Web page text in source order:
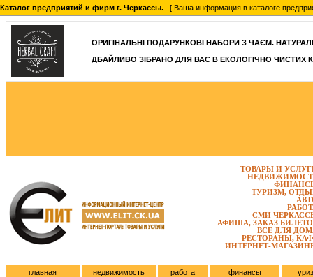
Каталог предприятий и фирм г. Черкассы. [ Ваша информация в каталоге
ОРИГІНАЛЬНІ ПОДАРУНКОВІ НАБОРИ З ЧАЄМ.
ДБАЙЛИВО ЗІБРАНО ДЛЯ ВАС В ЕКОЛОГІЧНО ЧИСТИХ
ТОВАРЫ И
ТУРИЗМ,
СМИ
АФИША, ЗАКАЗ
ВСЕ ДЛЯ
РЕСТОРАНЫ,
ИНТЕРНЕТ-
главная недвижимость работа финансы